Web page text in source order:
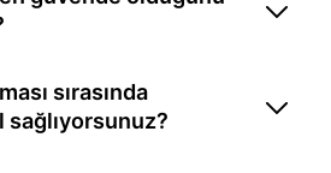
sırasında
sağlıyorsunuz?